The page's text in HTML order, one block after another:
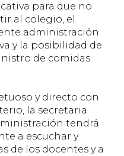
para que no
al colegio, el
administración
y la posibilidad de
de comidas
y directo con
la secretaria
tendrá
a escuchar y
de los docentes y a